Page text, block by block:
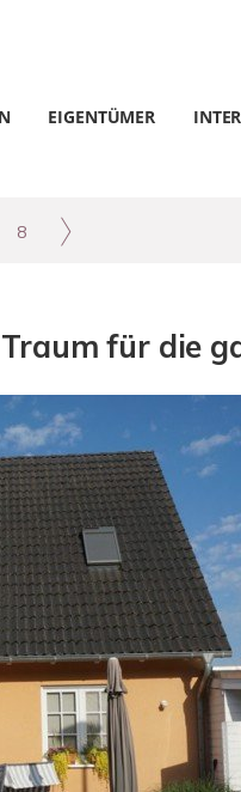
EIGENTÜMER
8
für die